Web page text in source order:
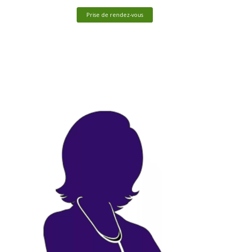
Prise de rendez-vous